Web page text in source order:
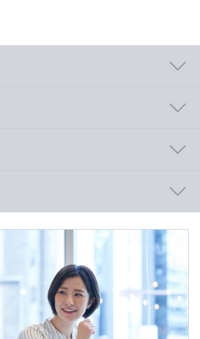
しています。案件へのアサイン責任
ても、配属前と後で同一の担当者が
ので、配属アンマッチを防止し、万
いただける体制を整えています。
的に全エンジニアへUdemyの法人
しているので、いつでもアクセスし
能です。
応いただいた時間に応じてお支払い
20時間/月）とした場合です。
ておりません。
は1分単位で支給となります。